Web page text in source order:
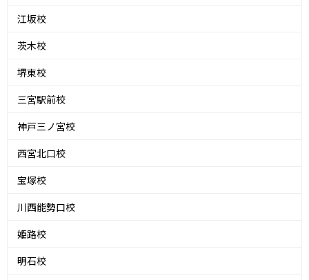
江坂校
茨木校
堺東校
三宮駅前校
神戸三ノ宮校
西宮北口校
宝塚校
川西能勢口校
姫路校
明石校